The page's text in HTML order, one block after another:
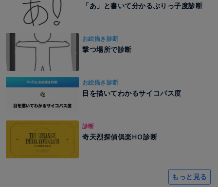
「あ」と書いて分かるぶりっ子度診断
お絵描き診断
撃つ場所で診断
お絵描き診断
目を描いてわかるサイコパス度
診断
奇天烈探偵俱楽HO診断
もっと見る